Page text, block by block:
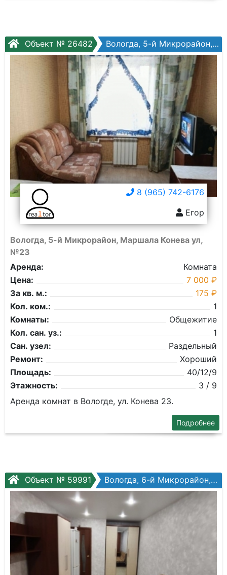
Объект № 26482 Вологда, 5-й Микрорайон, Маршала Конева ул, №23
8 (965) 742-6176
Егор
Вологда, 5-й Микрорайон, Маршала Конева ул,
№23
Аренда:
Комната
Цена:
7 000 ₽
За кв. м.:
175 ₽
Кол. ком.:
1
Комнаты:
Общежитие
Кол. сан. уз.:
1
Сан. узел:
Раздельный
Ремонт:
Хороший
Площадь:
40/12/9
Этажность:
3 / 9
Аренда комнат в Вологде, ул. Конева 23.
Подробнее
Объект № 59991 Вологда, 6-й Микрорайон, Петрозаводская ул, №22а